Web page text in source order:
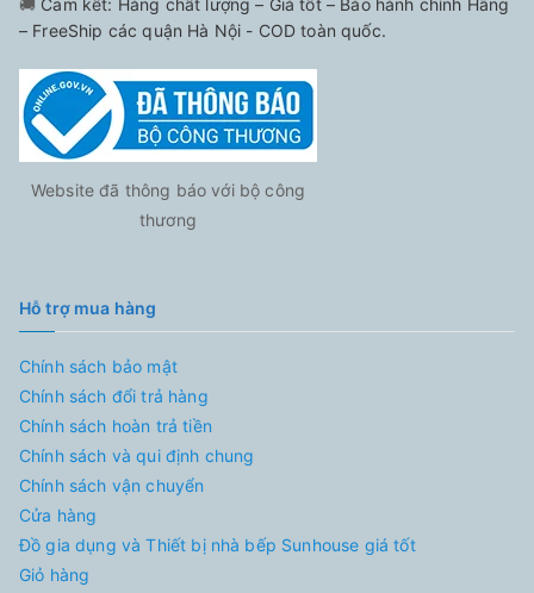
🚚 Cam kết: Hàng chất lượng – Giá tốt – Bảo hành chính Hãng
– FreeShip các quận Hà Nội - COD toàn quốc.
Website đã thông báo với bộ công
thương
Hỗ trợ mua hàng
Chính sách bảo mật
Chính sách đổi trả hàng
Chính sách hoàn trả tiền
Chính sách và qui định chung
Chính sách vận chuyển
Cửa hàng
Đồ gia dụng và Thiết bị nhà bếp Sunhouse giá tốt
Giỏ hàng